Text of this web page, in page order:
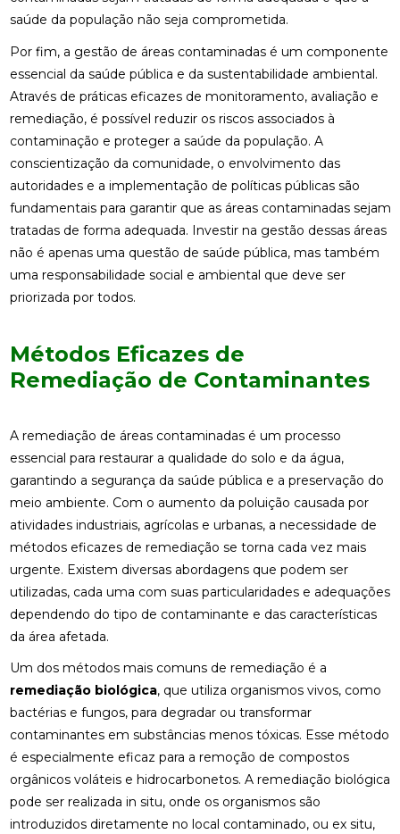
saúde da população não seja comprometida.
Por fim, a gestão de áreas contaminadas é um componente
essencial da saúde pública e da sustentabilidade ambiental.
Através de práticas eficazes de monitoramento, avaliação e
remediação, é possível reduzir os riscos associados à
contaminação e proteger a saúde da população. A
conscientização da comunidade, o envolvimento das
autoridades e a implementação de políticas públicas são
fundamentais para garantir que as áreas contaminadas sejam
tratadas de forma adequada. Investir na gestão dessas áreas
não é apenas uma questão de saúde pública, mas também
uma responsabilidade social e ambiental que deve ser
priorizada por todos.
Métodos Eficazes de
Remediação de Contaminantes
A remediação de áreas contaminadas é um processo
essencial para restaurar a qualidade do solo e da água,
garantindo a segurança da saúde pública e a preservação do
meio ambiente. Com o aumento da poluição causada por
atividades industriais, agrícolas e urbanas, a necessidade de
métodos eficazes de remediação se torna cada vez mais
urgente. Existem diversas abordagens que podem ser
utilizadas, cada uma com suas particularidades e adequações
dependendo do tipo de contaminante e das características
da área afetada.
Um dos métodos mais comuns de remediação é a
remediação biológica, que utiliza organismos vivos, como
bactérias e fungos, para degradar ou transformar
contaminantes em substâncias menos tóxicas. Esse método
é especialmente eficaz para a remoção de compostos
orgânicos voláteis e hidrocarbonetos. A remediação biológica
pode ser realizada in situ, onde os organismos são
introduzidos diretamente no local contaminado, ou ex situ,